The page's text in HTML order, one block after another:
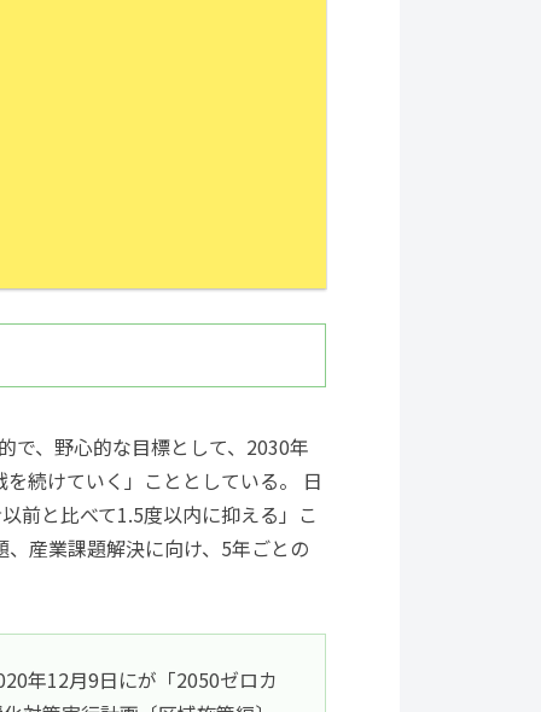
で、野心的な目標として、2030年
続けていく」こととしている。 日
前と比べて1.5度以内に抑える」こ
産業課題解決に向け、5年ごとの
年12月9日にが「2050ゼロカ